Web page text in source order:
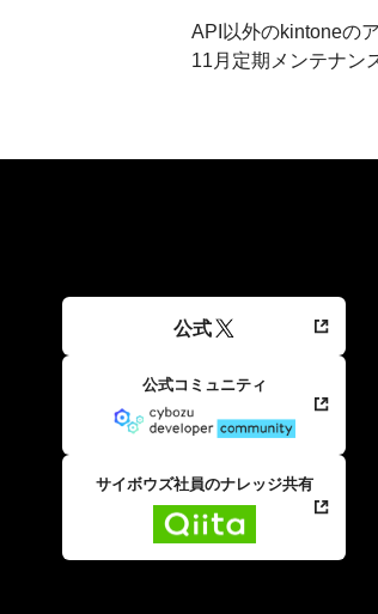
API以外のkintoneの
11月定期メンテナン
公式
公式コミュニティ
サイボウズ社員のナレッジ共有